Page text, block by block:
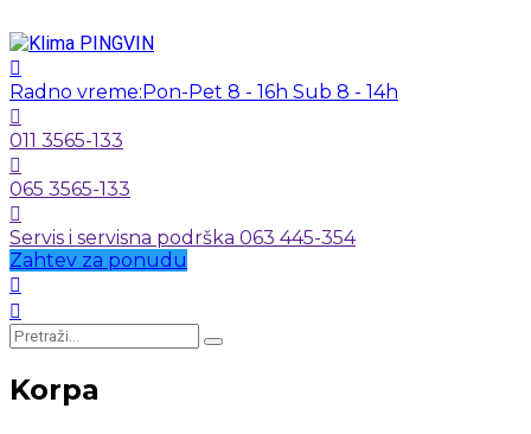
Radno vreme:Pon-Pet 8 - 16h Sub 8 - 14h
011 3565-133
065 3565-133
Servis i servisna podrška 063 445-354
Zahtev za ponudu
Korpa